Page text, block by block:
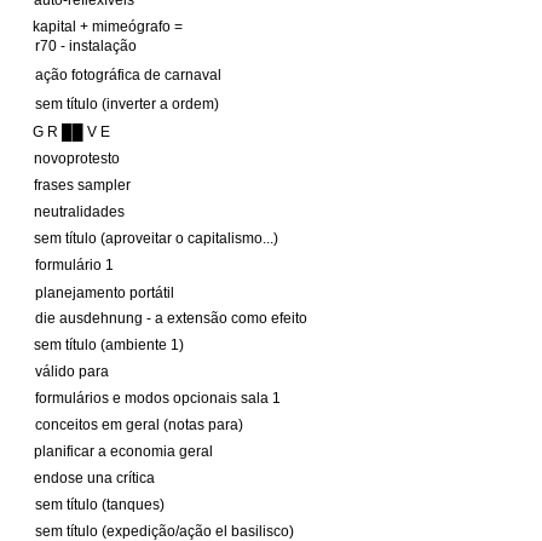
sem título (aproveitar o capitalismo...)
neutralidades
sem título (ambiente 1)
válido para
novoprotesto
formulários e modos opcionais sala 1
die ausdehnung - a extensão como efeito
frases sampler
planejamento portátil
formulário 1
G R ██ V E
conceitos em geral (notas para)
planificar a economia geral
sem título (tanques)
endose una crítica
sem título (expedição/ação el basilisco)
sem título (inverter a ordem)
r70 - instalação
ação fotográfica de carnaval
kapital + mimeógrafo =